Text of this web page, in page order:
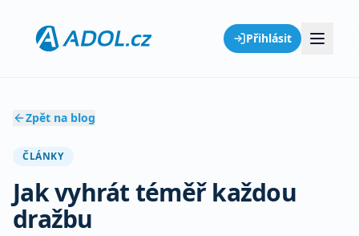
Přihlásit
Zpět na blog
ČLÁNKY
Jak vyhrát téměř každou
dražbu